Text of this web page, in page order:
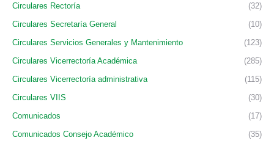
Circulares Rectoría
(32)
Circulares Secretaría General
(10)
Circulares Servicios Generales y Mantenimiento
(123)
Circulares Vicerrectoría Académica
(285)
Circulares Vicerrectoría administrativa
(115)
Circulares VIIS
(30)
Comunicados
(17)
Comunicados Consejo Académico
(35)